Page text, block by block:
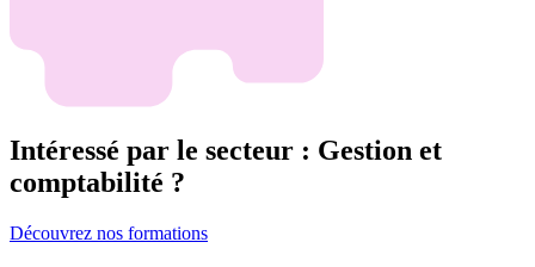
Intéressé par le secteur : Gestion et
comptabilité ?
Découvrez nos formations